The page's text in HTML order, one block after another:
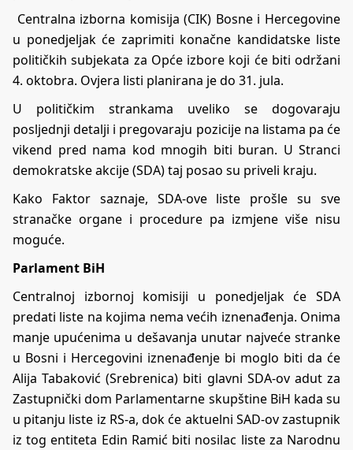
Centralna izborna komisija (CIK) Bosne i Hercegovine
u ponedjeljak će zaprimiti konačne kandidatske liste
političkih subjekata za Opće izbore koji će biti održani
4. oktobra. Ovjera listi planirana je do 31. jula.
U političkim strankama uveliko se dogovaraju
posljednji detalji i pregovaraju pozicije na listama pa će
vikend pred nama kod mnogih biti buran. U Stranci
demokratske akcije (SDA) taj posao su priveli kraju.
Kako Faktor saznaje, SDA-ove liste prošle su sve
stranačke organe i procedure pa izmjene više nisu
moguće.
Parlament BiH
Centralnoj izbornoj komisiji u ponedjeljak će SDA
predati liste na kojima nema većih iznenađenja. Onima
manje upućenima u dešavanja unutar najveće stranke
u Bosni i Hercegovini iznenađenje bi moglo biti da će
Alija Tabaković (Srebrenica) biti glavni SDA-ov adut za
Zastupnički dom Parlamentarne skupštine BiH kada su
u pitanju liste iz RS-a, dok će aktuelni SAD-ov zastupnik
iz tog entiteta Edin Ramić biti nosilac liste za Narodnu